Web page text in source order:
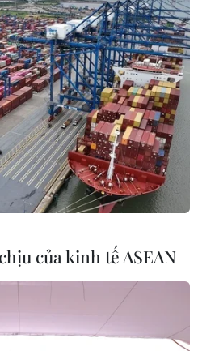
của kinh tế ASEAN